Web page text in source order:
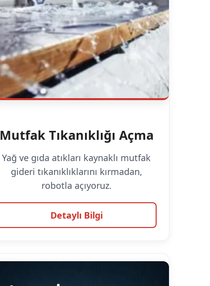
Mutfak Tıkanıklığı Açma
Yağ ve gıda atıkları kaynaklı mutfak
gideri tıkanıklıklarını kırmadan,
robotla açıyoruz.
Detaylı Bilgi